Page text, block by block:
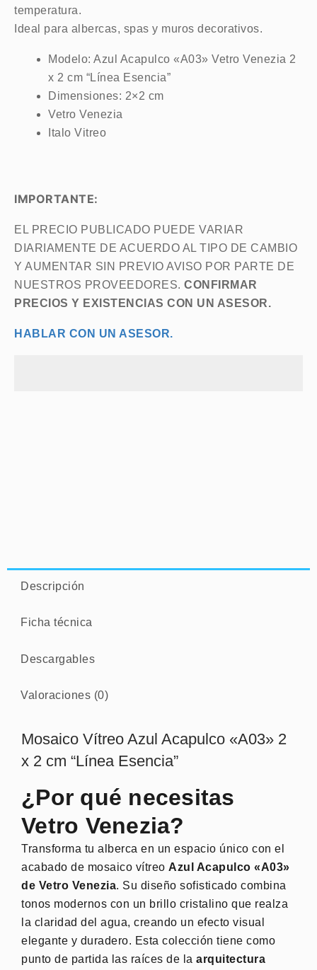
temperatura.
Ideal para albercas, spas y muros decorativos.
Modelo: Azul Acapulco «A03» Vetro Venezia 2
x 2 cm “Línea Esencia”
Dimensiones: 2×2 cm
Vetro Venezia
Italo Vitreo
IMPORTANTE:
EL PRECIO PUBLICADO PUEDE VARIAR
DIARIAMENTE DE ACUERDO AL TIPO DE CAMBIO
Y AUMENTAR SIN PREVIO AVISO POR PARTE DE
NUESTROS PROVEEDORES. CONFIRMAR
PRECIOS Y EXISTENCIAS CON UN ASESOR.
HABLAR CON UN ASESOR.
Descripción
Ficha técnica
Descargables
Valoraciones (0)
Mosaico Vítreo Azul Acapulco «A03» 2
x 2 cm “Línea Esencia”
¿Por qué necesitas
Vetro Venezia?
Transforma tu alberca en un espacio único con el
acabado de mosaico vítreo Azul Acapulco «A03»
de Vetro Venezia. Su diseño sofisticado combina
tonos modernos con un brillo cristalino que realza
la claridad del agua, creando un efecto visual
elegante y duradero. Esta colección tiene como
punto de partida las raíces de la arquitectura